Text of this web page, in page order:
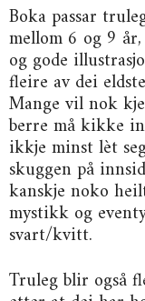
Boka passar
mellom 6 og 9
og gode
fleire av dei
Mange vil nok
berre må kikke
ikkje minst lèt
skuggen på
kanskje noko
mystikk og
svart/kvitt.
Truleg blir også